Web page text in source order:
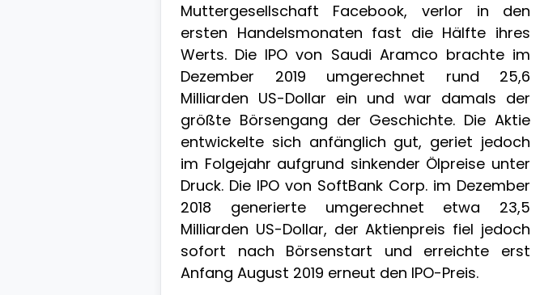
Muttergesellschaft Facebook, verlor in den
ersten Handelsmonaten fast die Hälfte ihres
Werts. Die IPO von Saudi Aramco brachte im
Dezember 2019 umgerechnet rund 25,6
Milliarden US-Dollar ein und war damals der
größte Börsengang der Geschichte. Die Aktie
entwickelte sich anfänglich gut, geriet jedoch
im Folgejahr aufgrund sinkender Ölpreise unter
Druck. Die IPO von SoftBank Corp. im Dezember
2018 generierte umgerechnet etwa 23,5
Milliarden US-Dollar, der Aktienpreis fiel jedoch
sofort nach Börsenstart und erreichte erst
Anfang August 2019 erneut den IPO-Preis.